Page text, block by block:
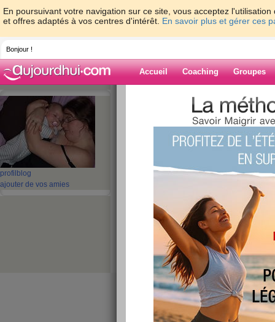
En poursuivant votre navigation sur ce site, vous acceptez
et offres adaptés à vos centres d'intérêt. En savoir plus et gérer ces
Bonjour !
Accueil Coaching Groupes
profil blog
ajouter de vos amies
> evangeline815 >
Blog de
RE...